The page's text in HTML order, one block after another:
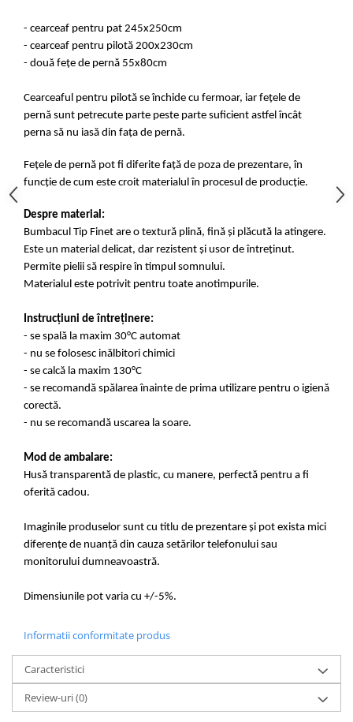
- cearceaf pentru pat 245x250cm
- cearceaf pentru pilotă 200x230cm
- două fețe de pernă 55x80cm
Cearceaful pentru pilotă se închide cu fermoar, iar fețele de
pernă sunt petrecute parte peste parte suficient astfel încât
perna să nu iasă din fața de pernă.
Fețele de pernă pot fi diferite față de poza de prezentare, în
funcție de cum este croit materialul în procesul de producție.
Despre material:
Bumbacul Tip Finet are o textură plină, fină și plăcută la atingere.
Este un material delicat, dar rezistent și usor de întreținut.
Permite pielii să respire în timpul somnului.
Materialul este potrivit pentru toate anotimpurile.
Instrucțiuni de întreținere:
- se spală la maxim 30°C automat
- nu se folosesc inălbitori chimici
- se calcă la maxim 130°C
- se recomandă spălarea înainte de prima utilizare pentru o igienă
corectă.
- nu se recomandă uscarea la soare.
Mod de ambalare:
Husă transparentă de plastic, cu manere, perfectă pentru a fi
oferită cadou.
Imaginile produselor sunt cu titlu de prezentare și pot exista mici
diferențe de nuanță din cauza setărilor telefonului sau
monitorului dumneavoastră.
Dimensiunile pot varia cu +/-5%.
Informatii conformitate produs
Caracteristici
Review-uri(0)